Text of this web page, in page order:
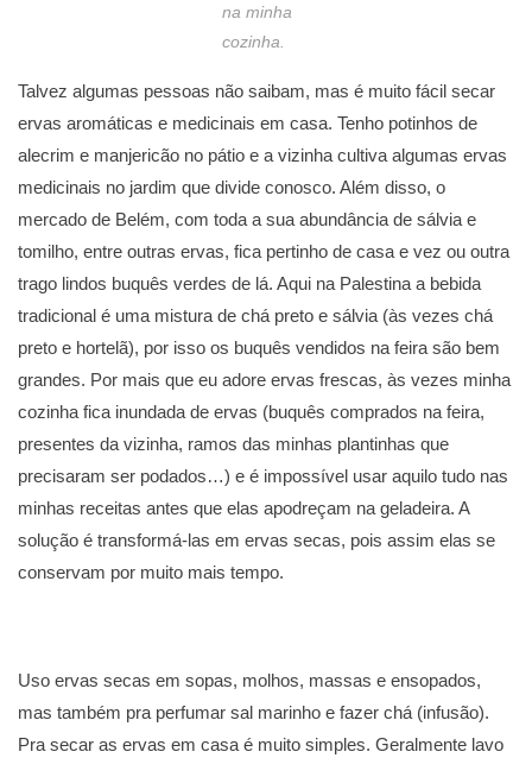
na minha
cozinha.
Talvez algumas pessoas não saibam, mas é muito fácil secar
ervas aromáticas e medicinais em casa. Tenho potinhos de
alecrim e manjericão no pátio e a vizinha cultiva algumas ervas
medicinais no jardim que divide conosco. Além disso, o
mercado de Belém, com toda a sua abundância de sálvia e
tomilho, entre outras ervas, fica pertinho de casa e vez ou outra
trago lindos buquês verdes de lá. Aqui na Palestina a bebida
tradicional é uma mistura de chá preto e sálvia (às vezes chá
preto e hortelã), por isso os buquês vendidos na feira são bem
grandes. Por mais que eu adore ervas frescas, às vezes minha
cozinha fica inundada de ervas (buquês comprados na feira,
presentes da vizinha, ramos das minhas plantinhas que
precisaram ser podados…) e é impossível usar aquilo tudo nas
minhas receitas antes que elas apodreçam na geladeira. A
solução é transformá-las em ervas secas, pois assim elas se
conservam por muito mais tempo.
Uso ervas secas em sopas, molhos, massas e ensopados,
mas também pra perfumar sal marinho e fazer chá (infusão).
Pra secar as ervas em casa é muito simples. Geralmente lavo